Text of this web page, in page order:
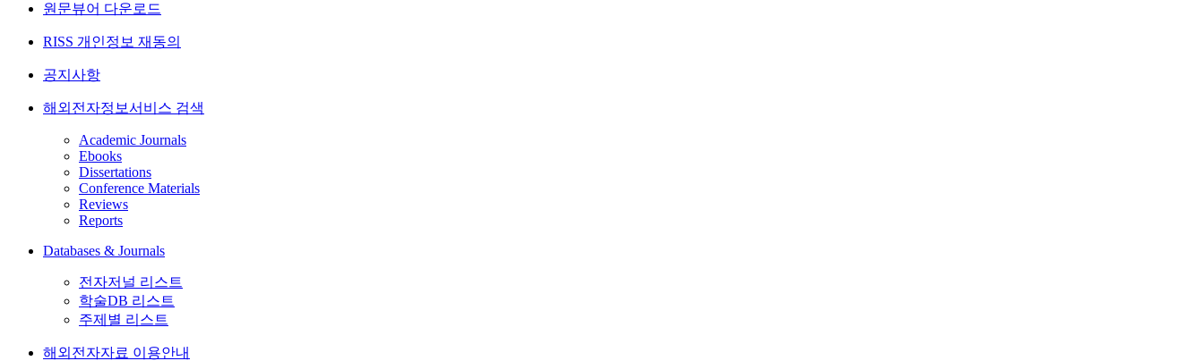
원문뷰어 다운로드
RISS 개인정보 재동의
공지사항
해외전자정보서비스 검색
Academic Journals
Ebooks
Dissertations
Conference Materials
Reviews
Reports
Databases & Journals
전자저널 리스트
학술DB 리스트
주제별 리스트
해외전자자료 이용안내